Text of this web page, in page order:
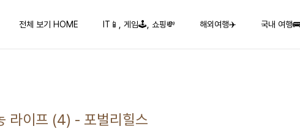
전체 보기 HOME IT📱, 게임🕹️, 쇼핑💸 해외여행✈️ 국내 여행
라이프 (4) - 포벌리힐스